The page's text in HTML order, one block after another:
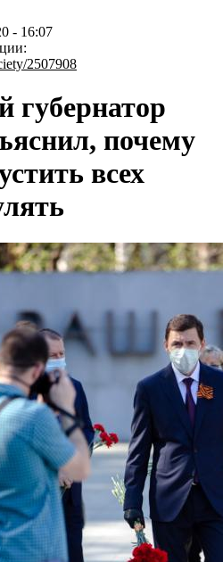
- 16:07
2507908
губернатор
почему
всех